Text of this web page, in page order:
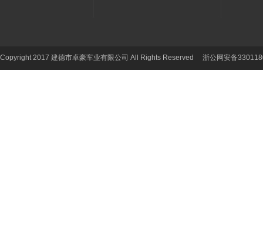
Copyright 2017 建德市卓豪车业有限公司 All Rights Reserved 浙公网安备